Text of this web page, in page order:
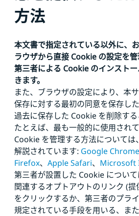
方法
本文書で指定されている以外に、
ラウザから直接 Cookie の設定を管
第三者による Cookie のインスト
きます。
また、ブラウザの設定により、本
保存に対する最初の同意を保存し
過去に保存した Cookie を削除する
たとえば、最も一般的に使用され
Cookie を管理する方法については
解説されています: Google Chrome
Firefox、 Apple Safari、 Microsoft
第三者が設置した Cookie について
関連するオプトアウトのリンク (
をクリックするか、第三者のプラ
規定されている手段を用いる、ま